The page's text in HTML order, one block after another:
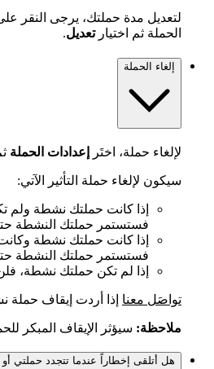
لتعديل مدة حملتك، يرجى النقر
الحملة ثم اختيارتعديل.
إلغاء الحملة
لإلغاء حملة، اختَر إعدادات الحملة
سيكون لإلغاء حملة التأثير الآتي:
إذا كانت حملتك نشطة ولم
فستستمر حملتك النشطة
إذا كانت حملتك نشطة وكانت
فستستمر حملتك النشطة حتى
إذا لم تكن حملتك نشطة،
تواصَل معنا إذا أردت إيقاف حملة
ملاحظة: سيؤثر الإيقاف المبكر
هل أتلقى إخطاراً عندما تتجدد حملتي أو